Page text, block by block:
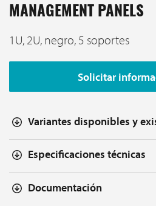
MANAGEMENT PANELS
1U, 2U, negro, 5 soportes
Solicitar
Variantes disponibles y
Especificaciones técnicas
Documentación